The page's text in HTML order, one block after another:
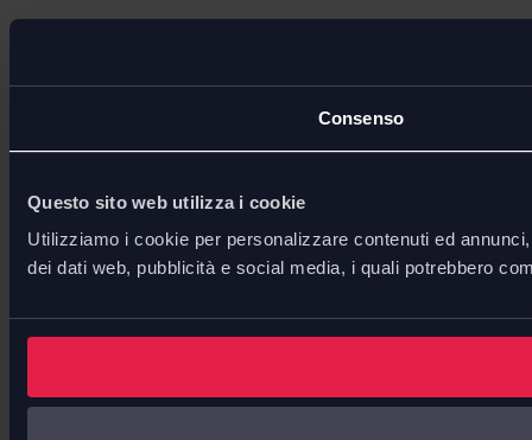
Consenso
Questo sito web utilizza i cookie
Utilizziamo i cookie per personalizzare contenuti ed
dei dati web, pubblicità e social media, i quali potrebbero